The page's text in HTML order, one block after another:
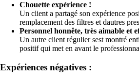
Chouette expérience !
Un client a partagé son expérience
remplacement des filtres et dautres
Personnel honnête, très aimable et
Un autre client régulier sest montré
positif qui met en avant le
Expériences négatives :